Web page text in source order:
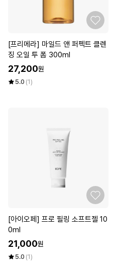
[프리메라] 마일드 앤 퍼펙트 클렌
징 오일 투 폼 300ml
27,200원
5.0 (1)
[아이오페] 프로 필링 소프트젤 10
0ml
21,000원
5.0 (1)